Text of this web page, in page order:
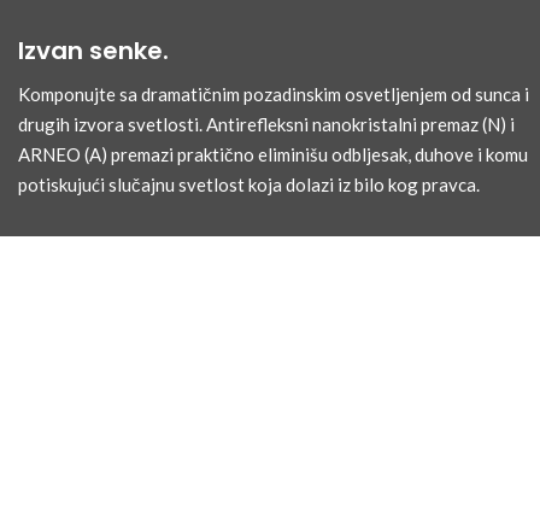
Izvan senke.
Komponujte sa dramatičnim pozadinskim osvetljenjem od sunca i
drugih izvora svetlosti. Antirefleksni nanokristalni premaz (N) i
ARNEO (A) premazi praktično eliminišu odbljesak, duhove i komu
potiskujući slučajnu svetlost koja dolazi iz bilo kog pravca.